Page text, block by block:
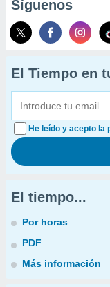
Síguenos
El Tiempo en
He leído y acepto la
El tiempo...
Por horas
PDF
Más información